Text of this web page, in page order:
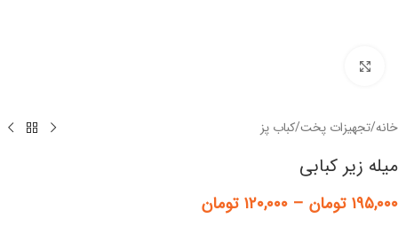
خانه/تجهیزات پخت/کباب پز
میله زیر کبابی
۱۹۵,۰۰۰ تومان – ۱۲۰,۰۰۰ تومان